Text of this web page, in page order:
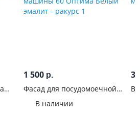
1 500 р.
Фасад для посудомоечной
эмалит
В наличии
3